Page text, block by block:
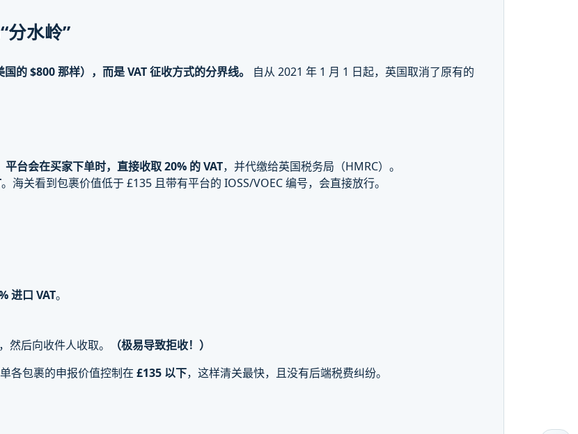
水岭”
的 $800 那样），而是 VAT 征收方式的分界线。
自从 2021 年 1 月 1 日起，英国取消了原有的
平台会在买家下单时，直接收取 20% 的 VAT，并代缴给英国税务局（HMRC）。
。海关看到包裹价值低于 £135 且带有平台的 IOSS/VOEC 编号，会直接放行。
进口 VAT。
然后向收件人收取。
（极易导致拒收！）
各包裹的申报价值控制在£135 以下，这样清关最快，且没有后端税费纠纷。